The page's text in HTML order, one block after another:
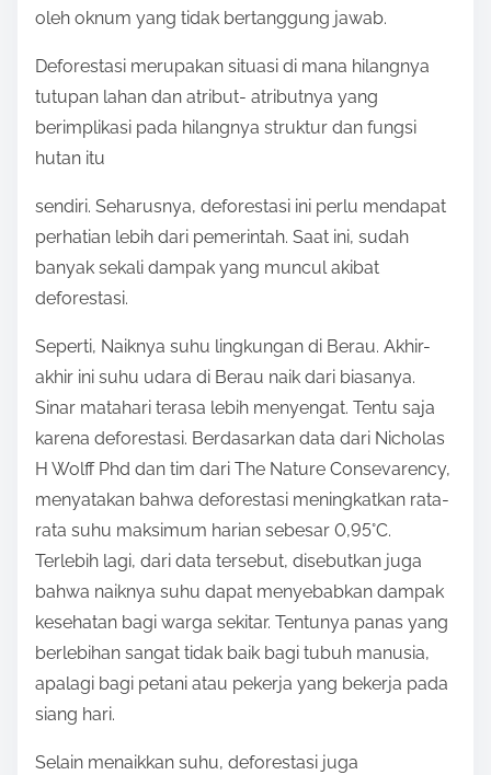
oleh oknum yang tidak bertanggung jawab.
Deforestasi merupakan situasi di mana hilangnya
tutupan lahan dan atribut- atributnya yang
berimplikasi pada hilangnya struktur dan fungsi
hutan itu
sendiri. Seharusnya, deforestasi ini perlu mendapat
perhatian lebih dari pemerintah. Saat ini, sudah
banyak sekali dampak yang muncul akibat
deforestasi.
Seperti, Naiknya suhu lingkungan di Berau. Akhir-
akhir ini suhu udara di Berau naik dari biasanya.
Sinar matahari terasa lebih menyengat. Tentu saja
karena deforestasi. Berdasarkan data dari Nicholas
H Wolff Phd dan tim dari The Nature Consevarency,
menyatakan bahwa deforestasi meningkatkan rata-
rata suhu maksimum harian sebesar 0,95°C.
Terlebih lagi, dari data tersebut, disebutkan juga
bahwa naiknya suhu dapat menyebabkan dampak
kesehatan bagi warga sekitar. Tentunya panas yang
berlebihan sangat tidak baik bagi tubuh manusia,
apalagi bagi petani atau pekerja yang bekerja pada
siang hari.
Selain menaikkan suhu, deforestasi juga